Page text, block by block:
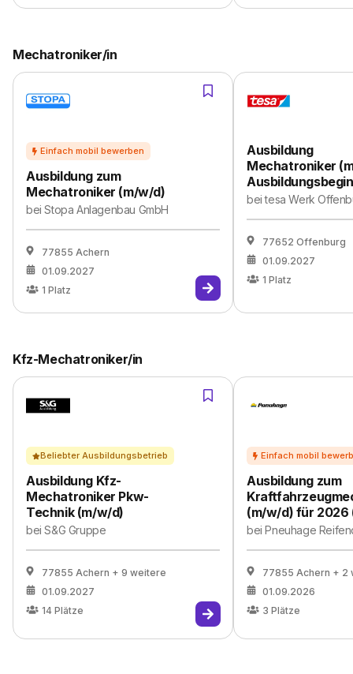
Mechatroniker/in
Ausbildung zum
Mechatroniker (m/w/d)
beiStopa Anlagenbau GmbH
77855 Achern
01.09.2027
1 Platz
Ausbildung
Mechatroniker
beitesa Werk
77652 Offenburg
01.09.2027
1 Platz
Kfz-Mechatroniker/in
Ausbildung Kfz-
Mechatroniker Pkw-
Technik (m/w/d)
beiS&G Gruppe
77855 Achern + 9 weitere
01.09.2027
14 Plätze
Beliebter Ausbildungsbetrieb
Ausbildung zum
(m/w/d) für 2026
beiPneuhage
77855 Achern + 2
01.09.2026
3 Plätze